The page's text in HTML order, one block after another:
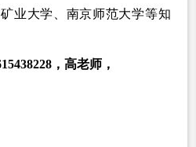
业大学、南京师范大学等知
，高老师，